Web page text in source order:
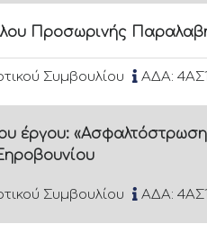
Προσωρινής
Συμβουλίου ΑΔΑ:
έργου:
Συμβουλίου ΑΔΑ: